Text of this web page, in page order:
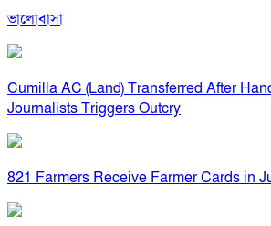
ভালোবাসা
Cumilla AC (Land) Transferred After
Journalists Triggers Outcry
821 Farmers Receive Farmer Cards in